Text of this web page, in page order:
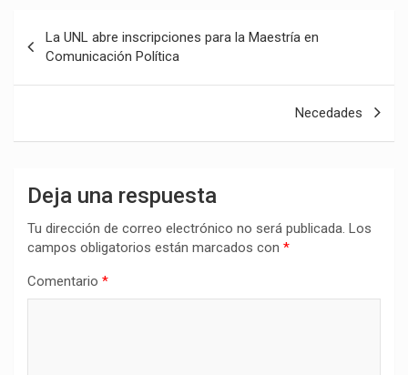
de
entradas
La UNL abre inscripciones para la Maestría en
Comunicación Política
Necedades
Deja una respuesta
Tu dirección de correo electrónico no será publicada. Los
campos obligatorios están marcados con *
Comentario *